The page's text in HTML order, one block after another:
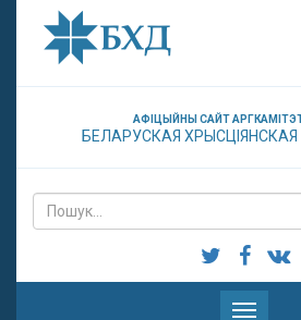
АФІЦЫЙНЫ САЙТ
БЕЛАРУСКАЯ
Паказаць